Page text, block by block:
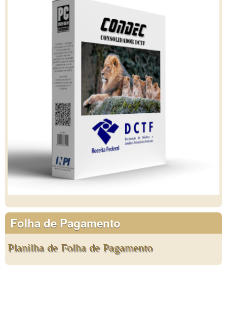
Folha de Pagamento
Planilha de Folha de Pagamento